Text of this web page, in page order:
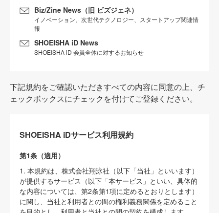
Biz/Zine News（旧 ビズジェネ）
イノベーション、次世代テクノロジー、スタートアップ関連情
報
SHOEISHA iD News
SHOEISHA iD 会員全体に対するお知らせ
下記規約をご確認いただきすべての内容に同意の上、チ
ェックボックスにチェックを付けてご登録ください。
SHOEISHA iDサービス利用規約
第1条（適用）
1. 本規約は、株式会社翔泳社（以下「当社」といいます）
が提供するサービス（以下「本サービス」といい、具体的
な内容については、第2条第1項に定めるとおりとします）
に関し、当社と利用者との間の権利義務関係を定めること